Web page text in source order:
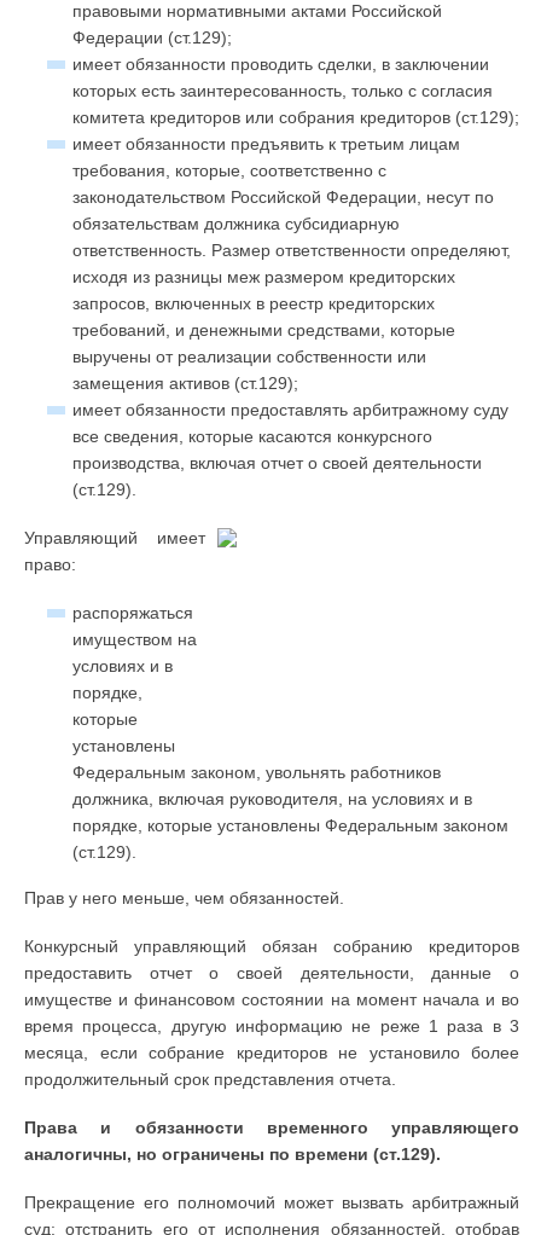
правовыми нормативными актами Российской
Федерации (ст.129);
имеет обязанности проводить сделки, в заключении
которых есть заинтересованность, только с согласия
комитета кредиторов или собрания кредиторов (ст.129);
имеет обязанности предъявить к третьим лицам
требования, которые, соответственно с
законодательством Российской Федерации, несут по
обязательствам должника субсидиарную
ответственность. Размер ответственности определяют,
исходя из разницы меж размером кредиторских
запросов, включенных в реестр кредиторских
требований, и денежными средствами, которые
выручены от реализации собственности или
замещения активов (ст.129);
имеет обязанности предоставлять арбитражному суду
все сведения, которые касаются конкурсного
производства, включая отчет о своей деятельности
(ст.129).
Управляющий имеет
право:
распоряжаться
имуществом на
условиях и в
порядке,
которые
установлены
Федеральным законом, увольнять работников
должника, включая руководителя, на условиях и в
порядке, которые установлены Федеральным законом
(ст.129).
Прав у него меньше, чем обязанностей.
Конкурсный управляющий обязан собранию кредиторов
предоставить отчет о своей деятельности, данные о
имуществе и финансовом состоянии на момент начала и во
время процесса, другую информацию не реже 1 раза в 3
месяца, если собрание кредиторов не установило более
продолжительный срок представления отчета.
Права и обязанности временного управляющего
аналогичны, но ограничены по времени (ст.129).
Прекращение его полномочий может вызвать арбитражный
суд: отстранить его от исполнения обязанностей, отобрав